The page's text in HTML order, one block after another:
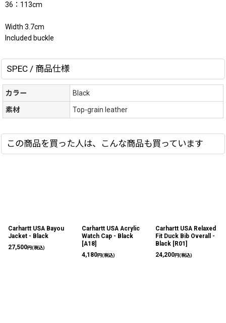
36：113cm
Width 3.7cm
Included buckle
SPEC / 商品仕様
カラー Black
素材 Top-grain leather
この商品を買った人は、こんな商品も買っています
Carhartt USA Bayou
Jacket - Black
27,500円(税込)
Carhartt USA Acrylic
Watch Cap - Black
[A18]
4,180円(税込)
Carhartt USA Relaxed
Fit Duck Bib Overall -
Black [R01 ]
24,200円(税込)